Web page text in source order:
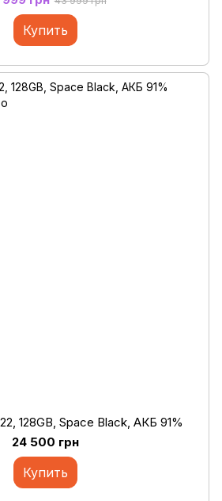
Купить
128GB, Space Black, АКБ 91%
24 500 грн
Купить